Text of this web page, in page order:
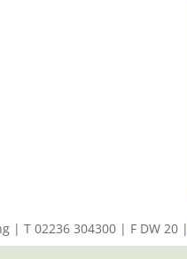
| T 02236 304300 | F DW 20 |